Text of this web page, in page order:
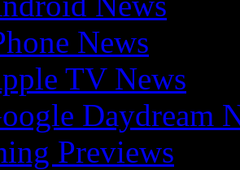
News
TV News
Daydream
Previews